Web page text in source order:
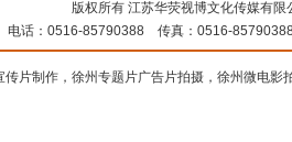
版权所有 江苏华荧视博文化传媒有
电话：0516-85790388 传真：0516-
传片制作，徐州专题片广告片拍摄，徐州微电